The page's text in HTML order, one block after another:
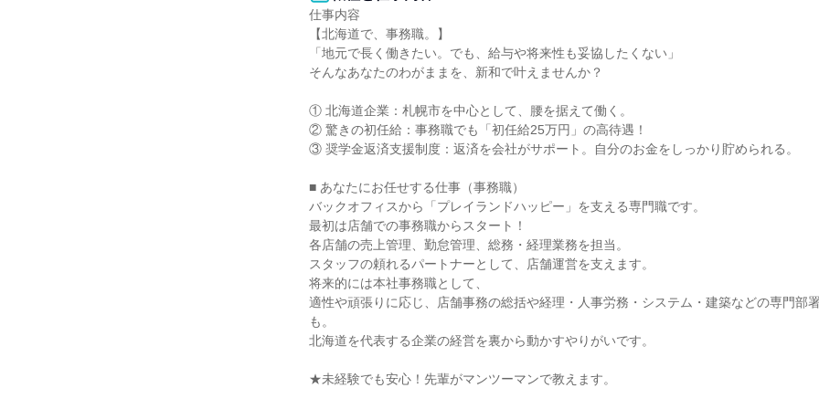
仕事内容
【北海道で、事務職。】
「地元で長く働きたい。でも、給与や将来性も妥協したくない」
そんなあなたのわがままを、新和で叶えませんか？
① 北海道企業：札幌市を中心として、腰を据えて働く。
② 驚きの初任給：事務職でも「初任給25万円」の高待遇！
③ 奨学金返済支援制度：返済を会社がサポート。自分のお金をしっかり貯められる。
■ あなたにお任せする仕事（事務職）
バックオフィスから「プレイランドハッピー」を支える専門職です。
最初は店舗での事務職からスタート！
各店舗の売上管理、勤怠管理、総務・経理業務を担当。
スタッフの頼れるパートナーとして、店舗運営を支えます。
将来的には本社事務職として、
適性や頑張りに応じ、店舗事務の総括や経理・人事労務・システム・建築などの専門部
も。
北海道を代表する企業の経営を裏から動かすやりがいです。
★未経験でも安心！先輩がマンツーマンで教えます。